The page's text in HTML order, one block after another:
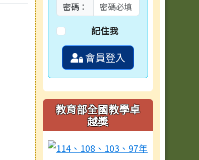
密碼：
記住我
會員登入
教育部全國教學卓
越獎